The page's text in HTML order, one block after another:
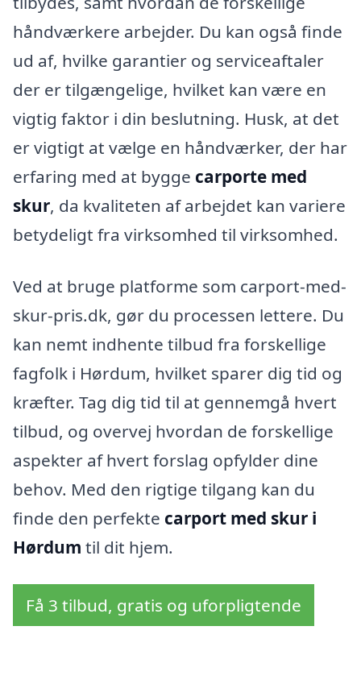
håndværkere arbejder. Du kan også finde
ud af, hvilke garantier og serviceaftaler
der er tilgængelige, hvilket kan være en
vigtig faktor i din beslutning. Husk, at det
er vigtigt at vælge en håndværker, der har
erfaring med at bygge carporte med
skur, da kvaliteten af arbejdet kan variere
betydeligt fra virksomhed til virksomhed.
Ved at bruge platforme som carport-med-
skur-pris.dk, gør du processen lettere. Du
kan nemt indhente tilbud fra forskellige
fagfolk i Hørdum, hvilket sparer dig tid og
kræfter. Tag dig tid til at gennemgå hvert
tilbud, og overvej hvordan de forskellige
aspekter af hvert forslag opfylder dine
behov. Med den rigtige tilgang kan du
finde den perfekte carport med skur i
Hørdum til dit hjem.
Få 3 tilbud, gratis og uforpligtende